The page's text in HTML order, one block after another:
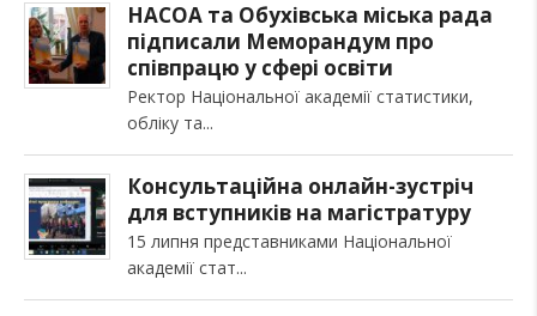
НАСОА та Обухівська міська рада
підписали Меморандум про
співпрацю у сфері освіти
Ректор Національної академії статистики,
обліку та
Консультаційна онлайн-зустріч
для вступників на магістратуру
15 липня представниками Національної
академії стат